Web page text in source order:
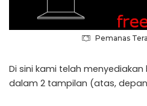
Pemanas
Di sini kami telah
dalam 2 tampilan (atas,